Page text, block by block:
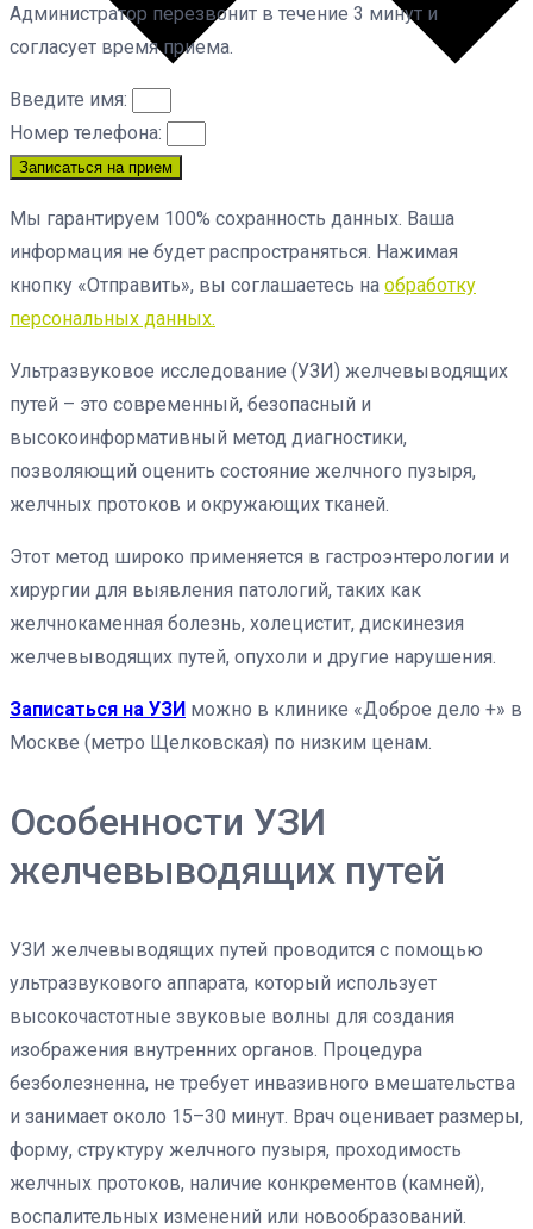
Администратор перезвонит в течение 3 минут и
согласует время приема.
Введите имя:
Номер телефона:
Записаться на прием
Мы гарантируем 100% сохранность данных. Ваша
информация не будет распространяться. Нажимая
кнопку «Отправить», вы соглашаетесь на обработку
персональных данных.
Ультразвуковое исследование (УЗИ) желчевыводящих
путей – это современный, безопасный и
высокоинформативный метод диагностики,
позволяющий оценить состояние желчного пузыря,
желчных протоков и окружающих тканей.
Этот метод широко применяется в гастроэнтерологии и
хирургии для выявления патологий, таких как
желчнокаменная болезнь, холецистит, дискинезия
желчевыводящих путей, опухоли и другие нарушения.
Записаться на УЗИ можно в клинике «Доброе дело +» в
Москве (метро Щелковская) по низким ценам.
Особенности УЗИ
желчевыводящих путей
УЗИ желчевыводящих путей проводится с помощью
ультразвукового аппарата, который использует
высокочастотные звуковые волны для создания
изображения внутренних органов. Процедура
безболезненна, не требует инвазивного вмешательства
и занимает около 15–30 минут. Врач оценивает размеры,
форму, структуру желчного пузыря, проходимость
желчных протоков, наличие конкрементов (камней),
воспалительных изменений или новообразований.